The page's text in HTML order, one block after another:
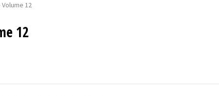
Kuchařky
12
12